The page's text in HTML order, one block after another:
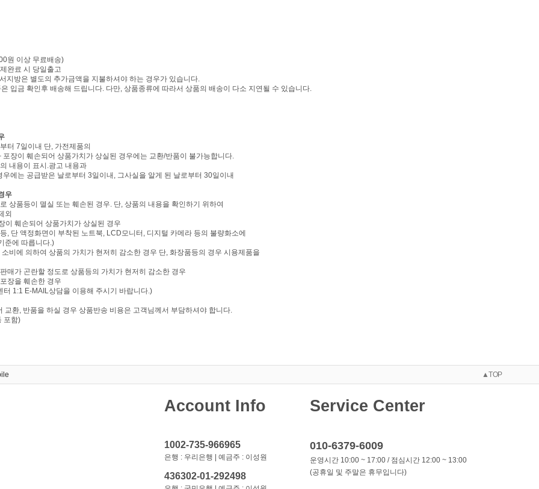
원 이상 무료배송)
완료 시 당일출고
지방은 별도의 추가금액을 지불하셔야 하는 경우가 있습니다.
입금 확인후 배송해 드립니다. 다만, 상품종류에 따라서 상품의 배송이 다소 지연될 수 있습니다.
터 7일이내 단, 가전제품의
장이 훼손되어 상품가치가 상실된 경우에는 교환/반품이 불가능합니다.
내용이 표시.광고 내용과
에는 공급받은 날로부터 3일이내, 그사실을 알게 된 날로부터 30일이내
우
상품등이 멸실 또는 훼손된 경우. 단, 상품의 내용을 확인하기 위하여
외
이 훼손되어 상품가치가 상실된 경우
, 단 액정화면이 부착된 노트북, LCD모니터, 디지털 카메라 등의 불량화소에
준에 따릅니다.)
비에 의하여 상품의 가치가 현저히 감소한 경우 단, 화장품등의 경우 시용제품을
매가 곤란할 정도로 상품등의 가치가 현저히 감소한 경우
장을 훼손한 경우
터 1:1 E-MAIL상담을 이용해 주시기 바랍니다.)
환, 반품을 하실 경우 상품반송 비용은 고객님께서 부담하셔야 합니다.
포함)
▲TOP
Account Info
1002-735-966965
은행 : 우리은행 | 예금주 : 이성원
436302-01-292498
Service Center
010-6379-6009
운영시간 10:00 ~ 17:00 / 점심시간 12:00 ~ 13:00
(공휴일 및 주말은 휴무입니다)